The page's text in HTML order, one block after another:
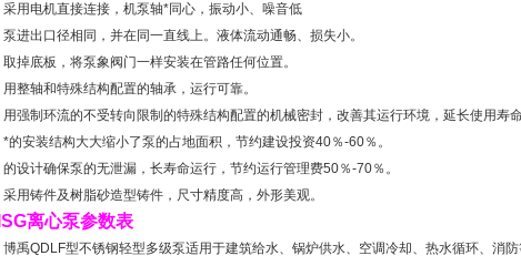
采用电机直接连接，机泵轴*同心，振动小、噪音低
泵进出口径相同，并在同一直线上。液体流动通畅、损失小。
取掉底板，将泵象阀门一样安装在管路任何位置。
用整轴和特殊结构配置的轴承，运行可靠。
用强制环流的不受转向限制的特殊结构配置的机械密封，改善其运行环境，延长使用寿命
*的安装结构大大缩小了泵的占地面积，节约建设投资40％-60％。
的设计确保泵的无泄漏，长寿命运行，节约运行管理费50％-70％。
采用铸件及树脂砂造型铸件，尺寸精度高，外形美观。
ISG离心泵参数表
博禹QDLF型不锈钢轻型多级泵适用于建筑给水、锅炉供水、空调冷却、热水循环、消防